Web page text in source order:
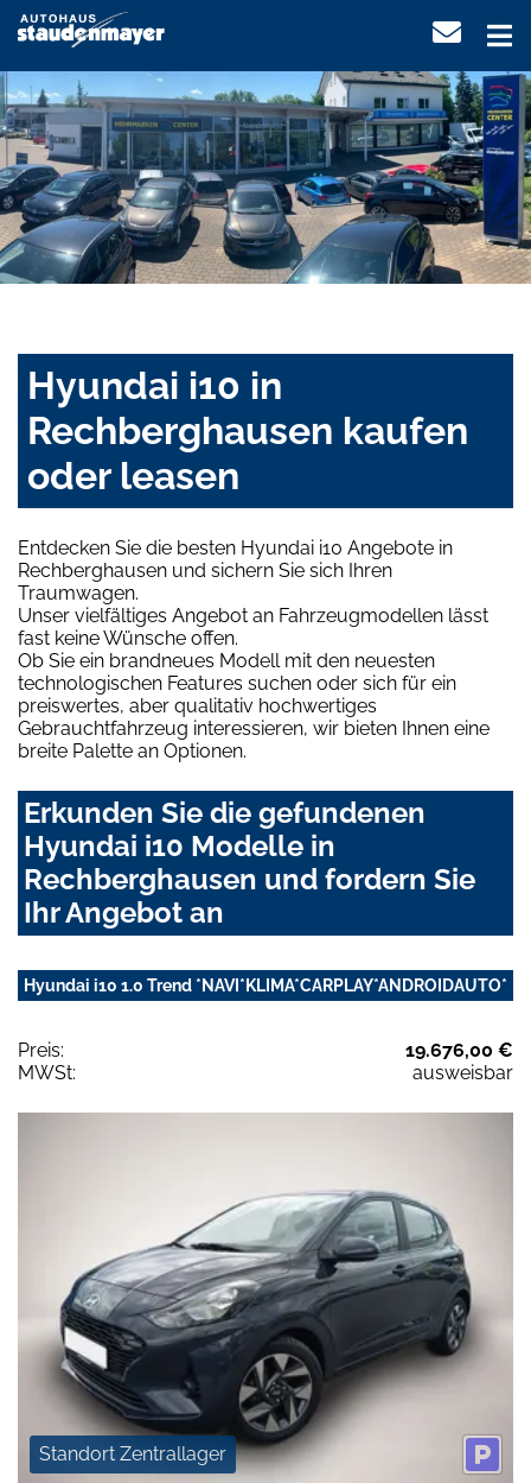
Hyundai i10 in
Rechberghausen kaufen
oder leasen
Entdecken Sie die besten Hyundai i10 Angebote in
Rechberghausen und sichern Sie sich Ihren
Traumwagen.
Unser vielfältiges Angebot an Fahrzeugmodellen lässt
fast keine Wünsche offen.
Ob Sie ein brandneues Modell mit den neuesten
technologischen Features suchen oder sich für ein
preiswertes, aber qualitativ hochwertiges
Gebrauchtfahrzeug interessieren, wir bieten Ihnen eine
breite Palette an Optionen.
Erkunden Sie die gefundenen
Hyundai i10 Modelle in
Rechberghausen und fordern Sie
Ihr Angebot an
Hyundai i10 1.0 Trend *NAVI*KLIMA*CARPLAY*ANDROIDAUTO*
Preis:
19.676,00 €
MWSt:
ausweisbar
Standort Zentrallager